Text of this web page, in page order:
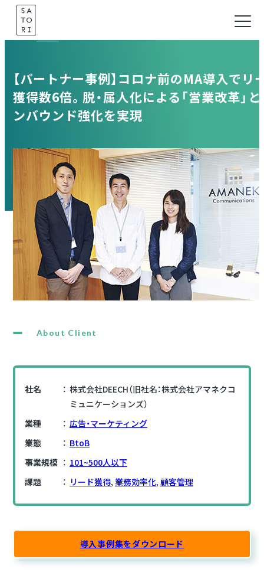
Skip
content
【パートナー事例】コロナ前のMA導入でリ
獲得数6倍。脱・属人化による「営業改革」
ンバウンド強化を実現
About Client
社名
株式会社DEECH（旧社名：株式会社アマネクコ
ミュニケーションズ）
業種
広告・マーケティング
業態
BtoB
事業規模
101~500人以下
課題
リード獲得, 業務効率化, 顧客管理
導入事例集をダウンロード